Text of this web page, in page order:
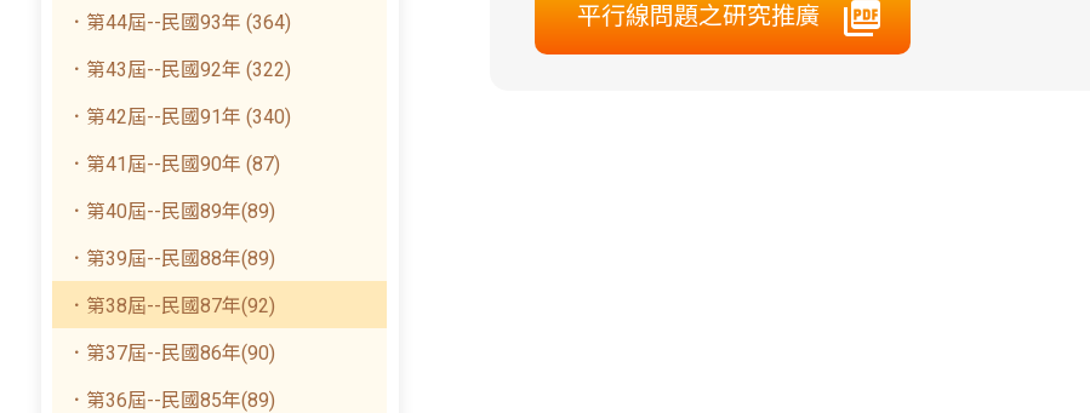
．第44屆--民國93年 (364)
．第43屆--民國92年 (322)
．第42屆--民國91年 (340)
．第41屆--民國90年 (87)
．第40屆--民國89年(89)
．第39屆--民國88年(89)
．第38屆--民國87年(92)
．第37屆--民國86年(90)
．第36屆--民國85年(89)
平行線問題之研究推廣